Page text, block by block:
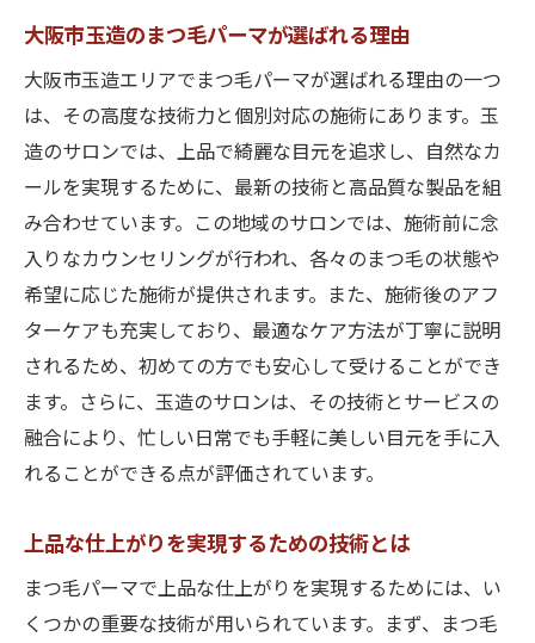
大阪市玉造のまつ毛パーマが選ばれる理由
大阪市玉造エリアでまつ毛パーマが選ばれる理由の一つ
は、その高度な技術力と個別対応の施術にあります。玉
造のサロンでは、上品で綺麗な目元を追求し、自然なカ
ールを実現するために、最新の技術と高品質な製品を組
み合わせています。この地域のサロンでは、施術前に念
入りなカウンセリングが行われ、各々のまつ毛の状態や
希望に応じた施術が提供されます。また、施術後のアフ
ターケアも充実しており、最適なケア方法が丁寧に説明
されるため、初めての方でも安心して受けることができ
ます。さらに、玉造のサロンは、その技術とサービスの
融合により、忙しい日常でも手軽に美しい目元を手に入
れることができる点が評価されています。
上品な仕上がりを実現するための技術とは
まつ毛パーマで上品な仕上がりを実現するためには、い
くつかの重要な技術が用いられています。まず、まつ毛